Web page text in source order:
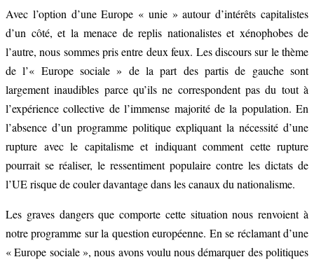
Avec l’option d’une Europe « unie » autour d’intérêts capitalistes
d’un côté, et la menace de replis nationalistes et xénophobes de
l’autre, nous sommes pris entre deux feux. Les discours sur le thème
de l’« Europe sociale » de la part des partis de gauche sont
largement inaudibles parce qu’ils ne correspondent pas du tout à
l’expérience collective de l’immense majorité de la population. En
l’absence d’un programme politique expliquant la nécessité d’une
rupture avec le capitalisme et indiquant comment cette rupture
pourrait se réaliser, le ressentiment populaire contre les dictats de
l’UE risque de couler davantage dans les canaux du nationalisme.
Les graves dangers que comporte cette situation nous renvoient à
notre programme sur la question européenne. En se réclamant d’une
« Europe sociale », nous avons voulu nous démarquer des politiques